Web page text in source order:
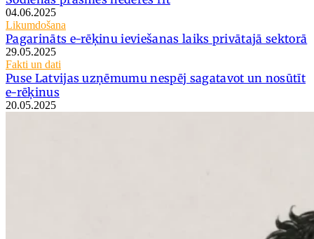
04.06.2025
Likumdošana
Pagarināts e-rēķinu ieviešanas laiks privātajā sektorā
29.05.2025
Fakti un dati
Puse Latvijas uzņēmumu nespēj sagatavot un nosūtīt
e-rēķinus
20.05.2025